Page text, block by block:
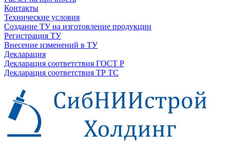
Контакты
Технические условия
Создание ТУ на изготовление продукции
Регистрация ТУ
Внесение изменений в ТУ
Декларация
Декларация соответствия ГОСТ Р
Декларация соответствия ТР ТС